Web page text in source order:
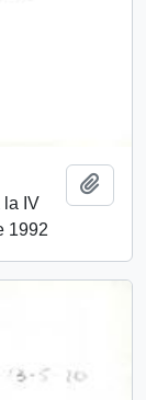
la IV
1992